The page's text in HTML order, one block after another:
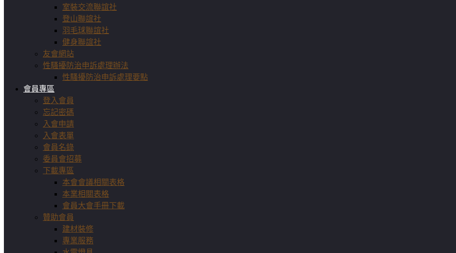
室裝交流聯誼社
登山聯誼社
羽毛球聯誼社
健身聯誼社
友會網站
性騷擾防治申訴處理辦法
性騷擾防治申訴處理要點
會員專區
登入會員
忘記密碼
入會申請
入會表單
會員名錄
委員會招募
下載專區
本會會議相關表格
本業相關表格
會員大會手冊下載
贊助會員
建材裝修
專業服務